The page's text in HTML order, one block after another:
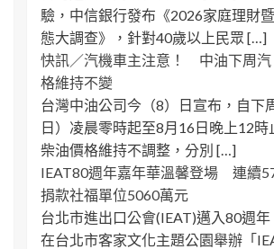
驗，中信銀行發布《2026家庭理財
態大調查》，針對40歲以上民眾 […]
快訊／汽機車主注意！ 中油下周汽
格維持不變
台灣中油公司今（8）日宣布，自下
日）凌晨零時起至8月16日晚上12時
柴油價格維持不調整，分別 […]
IEAT80週年嘉年華溫馨登場 連續
捐款社福單位5060萬元
台北市進出口公會(IEAT)邁入80週年
在台北市客家文化主題公園舉辦「